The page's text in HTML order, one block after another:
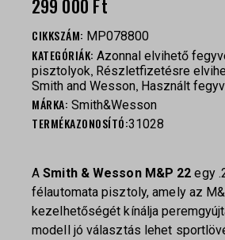
299 000 Ft
CIKKSZÁM: MP078800
KATEGÓRIÁK: Azonnal elvihető
pisztolyok, Részletfizetésre
Smith and Wesson, Használt
MÁRKA: Smith&Wesson
TERMÉKAZONOSÍTÓ:31028
ASmith & Wesson M&P 22 egy
félautomata pisztoly, amely az
kezelhetőségét kínálja
modell jó választás lehet